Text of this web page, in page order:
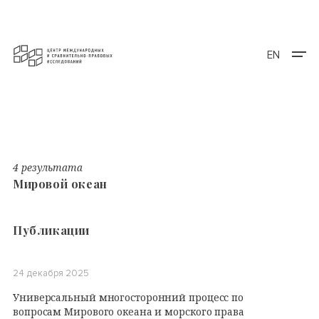
EN
4 результата
Мировой океан
Публикации
24 декабря 2025
Универсальный многосторонний процесс по
вопросам Мирового океана и морского права